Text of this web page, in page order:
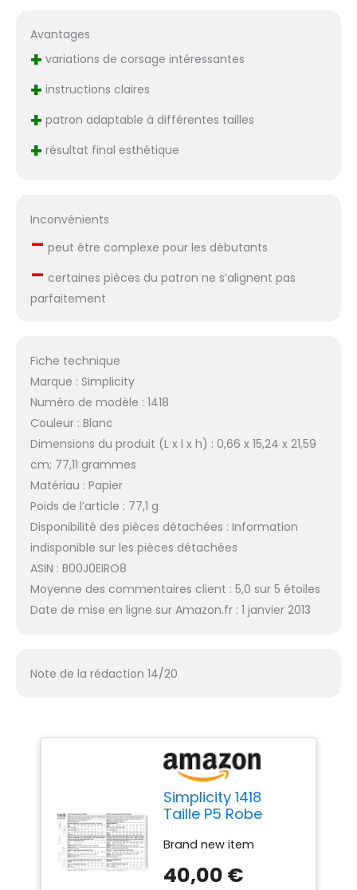
Avantages
+ variations de corsage intéressantes
+ instructions claires
+ patron adaptable à différentes tailles
+ résultat final esthétique
Inconvénients
– peut être complexe pour les débutants
– certaines pièces du patron ne s’alignent pas
parfaitement
Fiche technique
Marque : Simplicity
Numéro de modèle : 1418
Couleur : Blanc
Dimensions du produit (L x l x h) : 0,66 x 15,24 x 21,59
cm; 77,11 grammes
Matériau : Papier
Poids de l’article : 77,1 g
Disponibilité des pièces détachées : Information
indisponible sur les pièces détachées
ASIN : B00J0EIRO8
Moyenne des commentaires client : 5,0 sur 5 étoiles
Date de mise en ligne sur Amazon.fr : 1 janvier 2013
Note de la rédaction 14/20
Simplicity 1418
Taille P5 Robe
avec Corsage
Variations
Brand new item
40,00 €